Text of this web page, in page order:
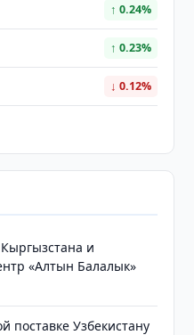
↑ 0.24%
↑ 0.23%
↓ 0.12%
и
«Алтын Балалык»
Узбекистану